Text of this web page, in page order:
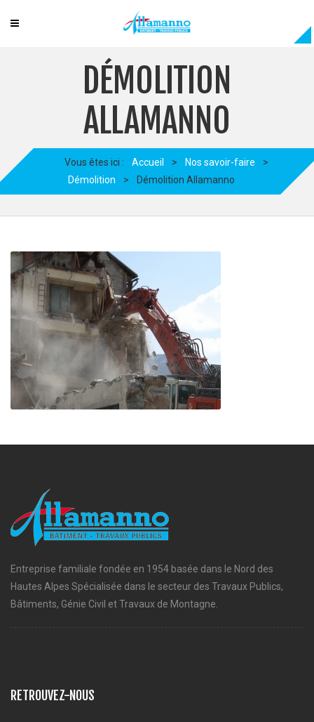
DÉMOLITION
ALLAMANNO
Vous êtes ici : Accueil > Nos savoir-faire
>
Démolition
> Démolition Allamanno
Entreprise familiale fondée en 1954 basée dans le Nord des
Hautes Alpes Spécialisée dans le secteur des Travaux Publics,
Bâtiments, Génie Civil et Travaux de Montagne.
RETROUVEZ-NOUS